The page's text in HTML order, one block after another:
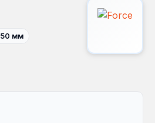
50 мм